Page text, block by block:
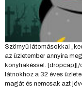
Szörnyű látomásokkal
az üzletember annyira
konyhakéssel.
látnokhoz a 32 éves
magát és nemcsak azt